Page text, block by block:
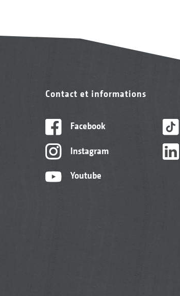
Contact et informations
Facebook
Instagram
Youtube